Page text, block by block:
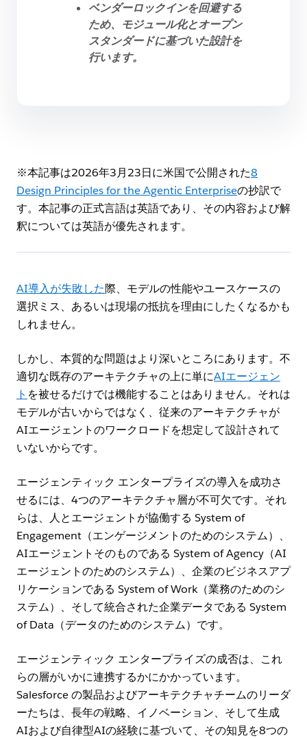
ベンダーロックインを回避する
ため、モジュール化とオープン
スタンダードに基づいた設計を
行います。
※本記事は2026年3月23日に米国で公開された8
Design Principles for the Agentic Enterpriseの抄訳で
す。本記事の正式言語は英語であり、その内容および解
釈については英語が優先されます。
AI導入が失敗した際、モデルの性能やユースケースの
選択ミス、あるいは現場の抵抗を理由にしたくなるかも
しれません。
しかし、本質的な問題はより深いところにあります。不
適切な既存のアーキテクチャの上に単にAIエージェン
ト を被せるだけでは機能することはありません。それは
モデルが古いからではなく、従来のアーキテクチャが
AIエージェントのワークロードを想定して設計されて
いないからです。
エージェンティック エンタープライズの導入を成功さ
せるには、4つのアーキテクチャ層が不可欠です。それ
らは、人とエージェントが協働する System of
Engagement（エンゲージメントのためのシステム）、
AIエージェントそのものである System of Agency（AI
エージェントのためのシステム）、企業のビジネスアプ
リケーションである System of Work（業務のためのシ
ステム）、そして統合された企業データである System
of Data（データのためのシステム）です。
エージェンティック エンタープライズの成否は、これ
らの層がいかに連携するかにかかっています。
Salesforce の製品およびアーキテクチャチームのリーダ
ーたちは、長年の戦略、イノベーション、そして生成
AIおよび自律型AIの経験に基づいて、その知見を8つの